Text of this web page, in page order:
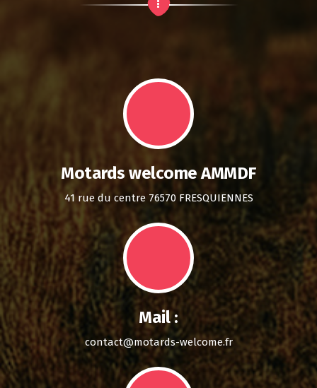
Motards welcome AMMDF
41 rue du centre 76570 FRESQUIENNES
Mail :
contact@motards-welcome.fr